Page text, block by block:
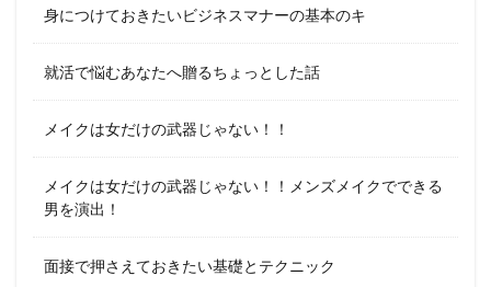
身につけておきたいビジネスマナーの基本のキ
就活で悩むあなたへ贈るちょっとした話
メイクは女だけの武器じゃない！！
メイクは女だけの武器じゃない！！メンズメイクでできる
男を演出！
面接で押さえておきたい基礎とテクニック